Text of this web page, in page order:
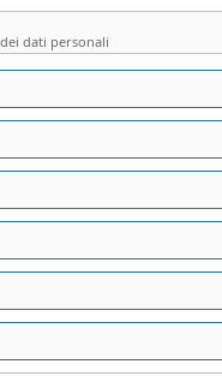
IL RE DE
MANDELLI -
€
dati personali